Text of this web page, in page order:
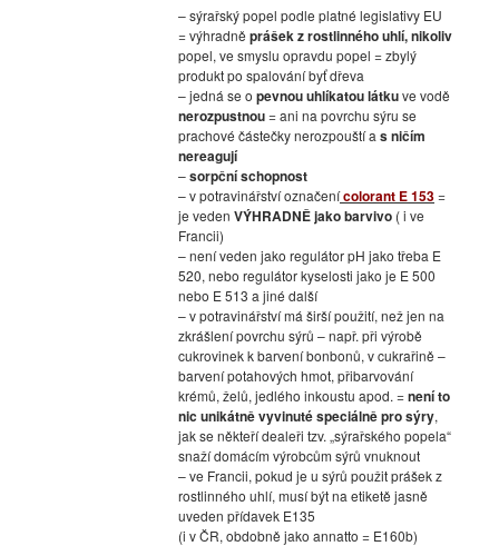
– sýrařský popel podle platné legislativy EU
= výhradně prášek z rostlinného uhlí, nikoliv
popel, ve smyslu opravdu popel = zbylý
produkt po spalování byť dřeva
– jedná se o pevnou uhlíkatou látkuve vodě
nerozpustnou= ani na povrchu sýru se
prachové částečky nerozpouští a s ničím
nereagují
–sorpční schopnost
– v potravinářství označenícolorant E 153=
je veden VÝHRADNĚ jako barvivo ( i ve
Francii)
– není veden jako regulátor pH jako třeba E
520, nebo regulátor kyselosti jako je E 500
nebo E 513 a jiné další
– v potravinářství má širší použití, než jen na
zkrášlení povrchu sýrů – např. při výrobě
cukrovinek k barvení bonbonů, v cukrařině –
barvení potahových hmot, přibarvování
krémů, želů, jedlého inkoustu apod. =není to
nic unikátně vyvinuté speciálně pro sýry,
jak se někteří dealeři tzv. „sýrařského popela“
snaží domácím výrobcům sýrů vnuknout
– ve Francii, pokud je u sýrů použit prášek z
rostlinného uhlí, musí být na etiketě jasně
uveden přídavek E135
(i v ČR, obdobně jako annatto = E160b)